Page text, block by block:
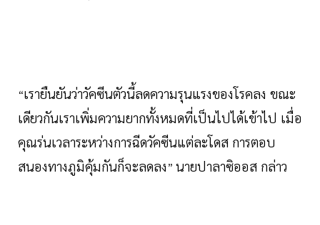
“เรายืนยันว่าวัคซีนตัวนี้ลดความรุนแรงของโรคลง ขณะ
เดียวกันเราเพิ่มความยากทั้งหมดที่เป็นไปได้เข้าไป เมื่อ
คุณร่นเวลาระหว่างการฉีดวัคซีนแต่ละโดส การตอบ
สนองทางภูมิคุ้มกันก็จะลดลง ” นายปาลาซิออส กล่าว